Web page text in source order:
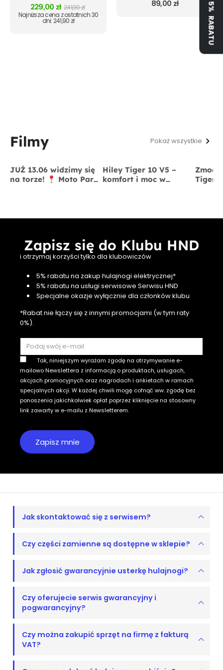
0out of 5
229,00 zł 241,90zł
Najniższa cena z ostatnich 30
dni: 241,90 zł
89,00 zł
Filmy Pokaż wszystkie
JUŻ 13.06 widzimy się
na torze!
Moto Park
Hiley Tiger 10 V5 –
komfort i moc w
Tiger
Zapisz się do Klubu HND
i otrzymaj korzyści tylko dla klubowiczów
5% rabatu na zakup hulajnogi elektrycznej*
5% rabatu na usługi serwisowe Serwisu HND
Specjalne okazje wyłącznie dla członków klubu
*Rabat nie łączy się z innymi promocjami (w tym raty
0%).
Tak, niniejszym wyrażam zgodę na otrzymywanie e-
mailowo Newslettera z informacją o produktach, usługach,
akcjach promocyjnych oraz nagrodach i ankietach w ramach
specjalnych akcji. W każdej chwili mogę cofnąć ww. zgodę bez
ponoszenia jakichkolwiek opłat poprzez kliknięcie na stosowny
link zawarty w e-mailu z Newsletterem.
Jak skontaktować się z serwisem?
Czy części zamienne są dostępne w sklepie?
Jak zgłosić gwarancyjnie usterkę hulajnogi?
Czy oferujecie serwis gwarancyjny i
pogwarancyjny?
Czy można zakupić sprzęt na firmę z fakturą
VAT?